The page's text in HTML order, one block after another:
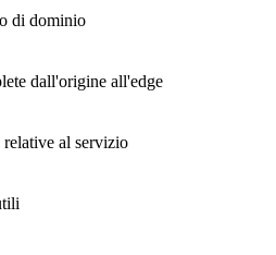
di dominio
dall'origine all'edge
al servizio